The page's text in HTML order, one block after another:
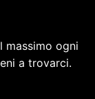
massimo ogni
a trovarci.